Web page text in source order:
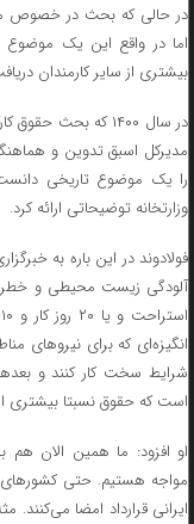
در حالی که بحث در خصوص
اما در واقع این یک موضوع
بیشتری از سایر کارمندان
در سال ۱۴۰۰ که بحث
مدیرکل اسبق تدوین و
را یک موضوع تاریخی دانست
وزارتخانه توضیحاتی ارائه کرد.
انگیزه‌ای که برای نیروهای
شرایط سخت کار کنند و
است که حقوق نسبتا بیشتری
او افزود: ما همین الان هم
مواجه هستیم. حتی کشورهای